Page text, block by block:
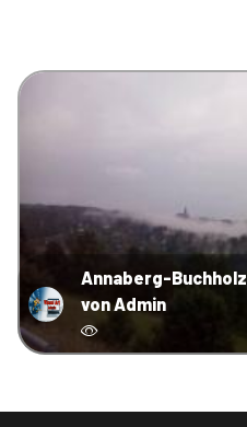
Annaberg-Buchholz
von Admin